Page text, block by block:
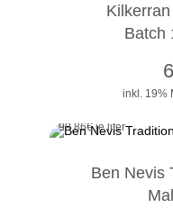
Batch
inkl. 19%
99,86€ je liter
Ben Nevis